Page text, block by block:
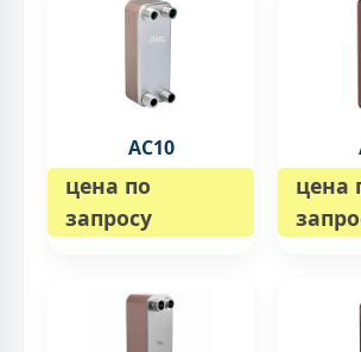
AC10
цена по
запросу
цена